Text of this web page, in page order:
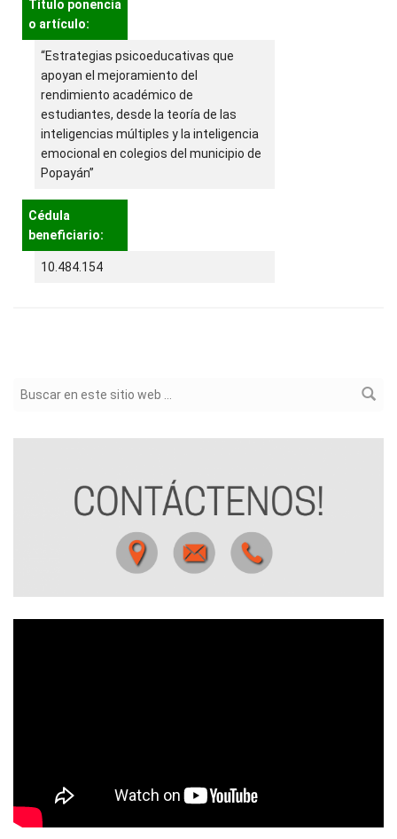
Título ponencia
o artículo:
“Estrategias psicoeducativas que
apoyan el mejoramiento del
rendimiento académico de
estudiantes, desde la teoría de las
inteligencias múltiples y la inteligencia
emocional en colegios del municipio de
Popayán”
Cédula
beneficiario:
10.484.154
Formulario de búsqueda